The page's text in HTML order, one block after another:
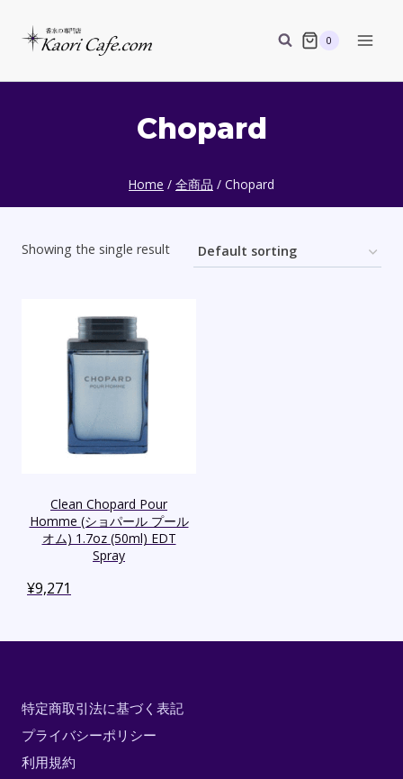
0
Chopard
Home / 全商品 / Chopard
Showing the single result
Clean Chopard Pour
Homme (ショパール プール
オム) 1.7oz (50ml) EDT
Spray
¥9,271
特定商取引法に基づく表記
プライバシーポリシー
利用規約